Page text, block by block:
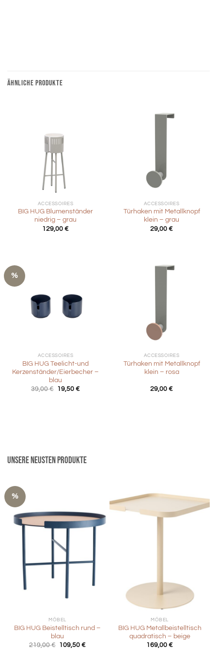
ÄHNLICHE PRODUKTE
ACCESSOIRES
BIG HUG Blumenständer
niedrig – grau
129,00 €
ACCESSOIRES
Türhaken mit Metallknopf
klein – grau
29,00 €
%
ACCESSOIRES
BIG HUG Teelicht-und
Kerzenständer/Eierbecher –
blau
39,00€ Ursprünglicher
19,50€Aktueller
ACCESSOIRES
Türhaken mit Metallknopf
klein – rosa
29,00 €
Unsere neusten Produkte
%
MÖBEL
BIG HUG Beistelltisch rund –
blau
219,00€ Ursprünglicher
109,50€Aktueller
MÖBEL
BIG HUG Metallbeistelltisch
quadratisch – beige
169,00 €